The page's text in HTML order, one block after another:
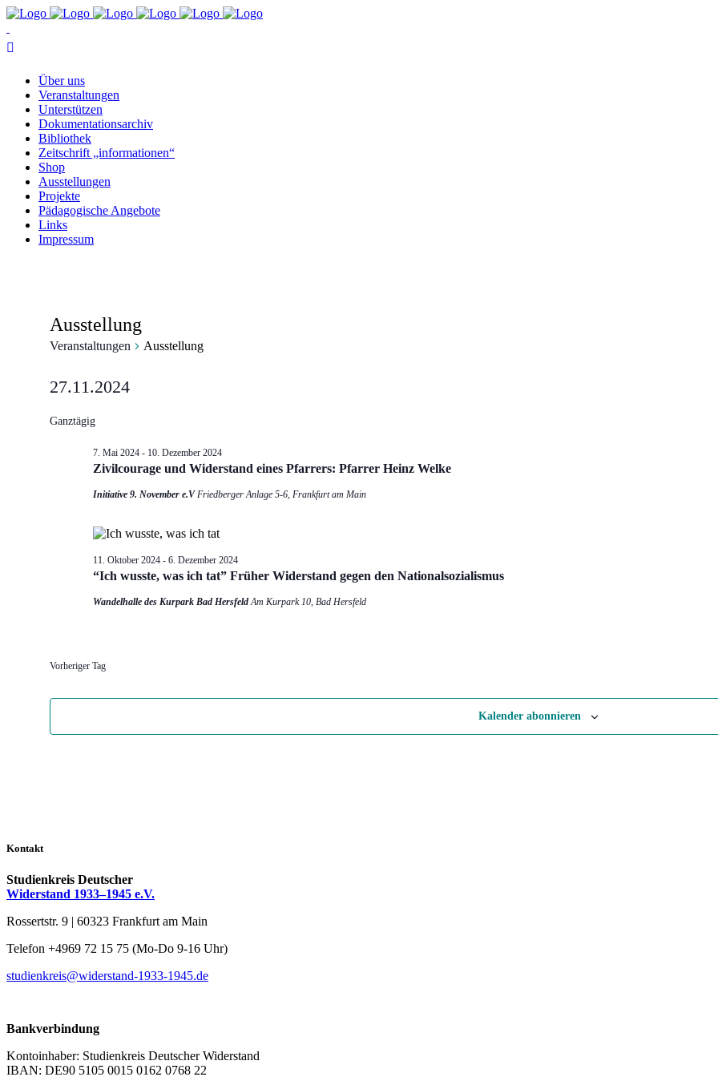
Über uns
Ver­an­stal­tun­gen
Un­ter­stüt­zen
Do­ku­men­ta­ti­ons­ar­chiv
Bi­blio­thek
Zeit­schrift „in­for­ma­tio­nen“
Shop
Aus­stel­lun­gen
Pro­jek­te
Päd­ago­gi­sche Angebote
Links
Im­pres­sum
Ausstellung
Veranstaltungen Ausstellung
Veranstaltungen
27.
November
27.11.2024
wählen.
Ganztägig
Zi­vil­cou­ra­ge und Wi­der­stand ei­nes Pfar­rers: Pfar­rer Heinz Welke
7. Mai 2024- 10. Dezember 2024
Initiative 9. November e.VFriedberger Anlage 5-6, Frankfurt am Main
“Ich wuss­te, was ich tat” Frü­her Wi­der­stand ge­gen den Nationalsozialismus
11. Oktober 2024- 6. Dezember 2024
Wandelhalle des Kurpark Bad HersfeldAm Kurpark 10, Bad Hersfeld
Vorheriger Tag
Kalender abonnieren
Kontakt
Studienkreis Deutscher
Widerstand 1933–1945 e.V.
Rossertstr. 9 | 60323 Frankfurt am Main
Telefon +4969 72 15 75 (Mo-Do 9-16 Uhr)
studienkreis@widerstand-1933-1945.de
Bankverbindung
Kontoinhaber: Studienkreis Deutscher Widerstand
IBAN: DE90 5105 0015 0162 0768 22